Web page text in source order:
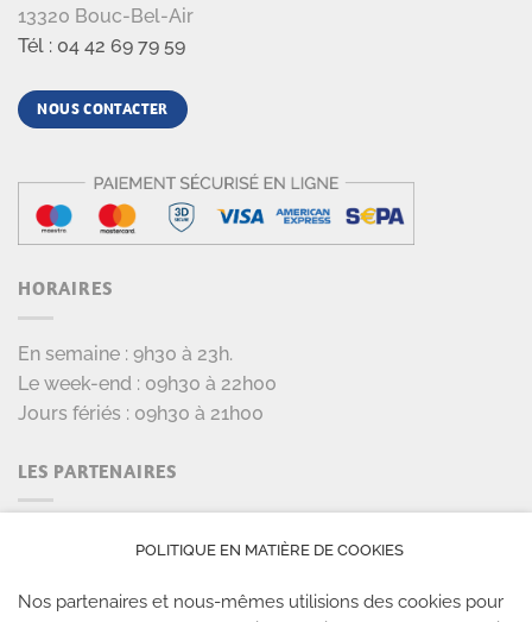
13320 Bouc-Bel-Air
Tél : 04 42 69 79 59
NOUS CONTACTER
HORAIRES
En semaine : 9h30 à 23h.
Le week-end : 09h30 à 22h00
Jours fériés : 09h30 à 21h00
LES PARTENAIRES
POLITIQUE EN MATIÈRE DE COOKIES
Nos partenaires et nous-mêmes utilisions des cookies pour